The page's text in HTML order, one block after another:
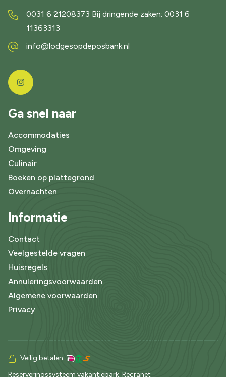
0031 6 21208373 Bij dringende zaken: 0031 6
11363313
info@lodgesopdeposbank.nl
Ga snel naar
Accommodaties
Omgeving
Culinair
Boeken op plattegrond
Overnachten
Informatie
Contact
Veelgestelde vragen
Huisregels
Annuleringsvoorwaarden
Algemene voorwaarden
Privacy
Veilig betalen:
Reserveringssysteem vakantiepark: Recranet